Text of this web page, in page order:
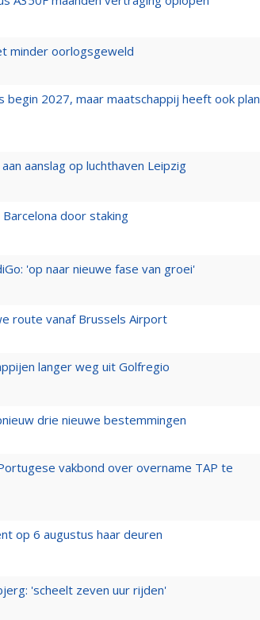
minder oorlogsgeweld
begin 2027, maar maatschappij heeft ook plan
aanslag op luchthaven Leipzig
door staking
'op naar nieuwe fase van groei'
route vanaf Brussels Airport
langer weg uit Golfregio
drie nieuwe bestemmingen
vakbond over overname TAP te
op 6 augustus haar deuren
'scheelt zeven uur rijden'